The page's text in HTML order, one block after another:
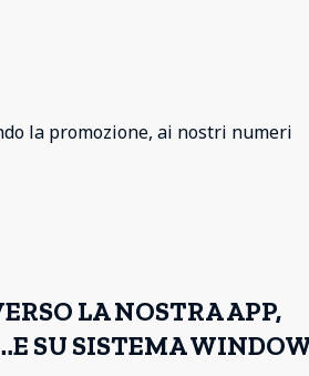
la promozione, ai nostri numeri
LA NOSTRA APP,
SU SISTEMA